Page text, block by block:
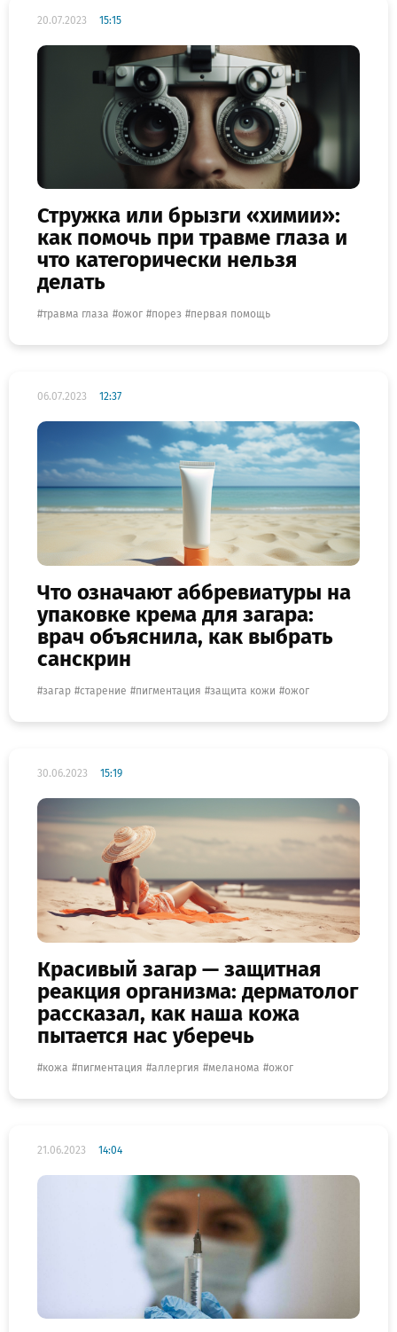
20.07.2023 15:15
Стружка или брызги «химии»:
как помочь при травме глаза и
что категорически нельзя
делать
травма глаза ожог порез первая помощь
06.07.2023 12:37
Что означают аббревиатуры на
упаковке крема для загара:
врач объяснила, как выбрать
санскрин
загар старение пигментация защита кожи ожог
30.06.2023 15:19
Красивый загар — защитная
реакция организма: дерматолог
рассказал, как наша кожа
пытается нас уберечь
кожа пигментация аллергия меланома ожог
21.06.2023 14:04